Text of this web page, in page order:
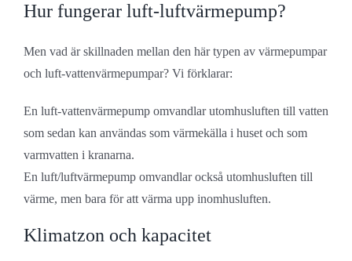
Hur fungerar luft-luftvärmepump?
Men vad är skillnaden mellan den här typen av värmepumpar
och luft-vattenvärmepumpar? Vi förklarar:
En luft-vattenvärmepump omvandlar utomhusluften till vatten
som sedan kan användas som värmekälla i huset och som
varmvatten i kranarna.
En luft/luftvärmepump omvandlar också utomhusluften till
värme, men bara för att värma upp inomhusluften.
Klimatzon och kapacitet